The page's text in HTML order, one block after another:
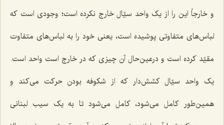
و خارجاً این را از یک واحد سیّال خارج نکرده است؛ وجودی است که
لباس‌های متفاوتی پوشیده است، یعنی خود را به لباس‌های متفاوت
مقیّد کرده است و درعین‌حال آن چیزی که در خارج است واحد است.
یک واحد سیّال کشش‌دار که از شکوفه بودن حرکت می‌کند و
همین‌طور کامل می‌شود، کامل می‌شود تا به یک سیب لبنانی